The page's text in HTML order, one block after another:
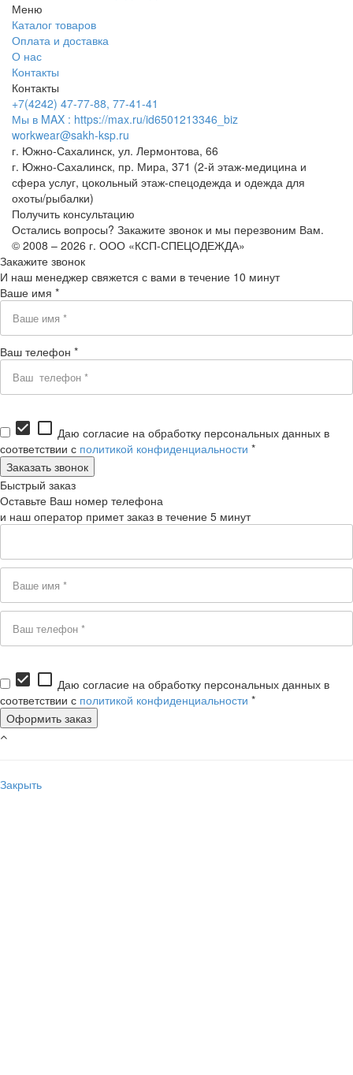
Меню
Каталог товаров
Оплата и доставка
О нас
Контакты
Контакты
+7(4242) 47-77-88, 77-41-41
Мы в MAX : https://max.ru/id6501213346_biz
workwear@sakh-ksp.ru
г. Южно-Сахалинск, ул. Лермонтова, 66
г. Южно-Сахалинск, пр. Мира, 371 (2-й этаж-медицина и
сфера услуг, цокольный этаж-спецодежда и одежда для
охоты/рыбалки)
Получить консультацию
Остались вопросы? Закажите звонок и мы перезвоним Вам.
© 2008 – 2026 г. ООО «КСП-СПЕЦОДЕЖДА»
Закажите звонок
И наш менеджер свяжется с вами в течение 10 минут
Ваше имя *
Ваш телефон *
check_box check_box_outline_blank Даю согласие на обработку персональных данных в
соответствии с политикой конфиденциальности *
Быстрый заказ
Оставьте Ваш номер телефона
и наш оператор примет заказ в течение 5 минут
check_box check_box_outline_blank Даю согласие на обработку персональных данных в
соответствии с политикой конфиденциальности *
Закрыть